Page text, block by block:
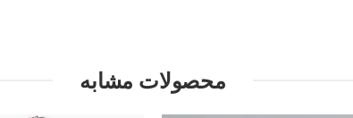
محصولات مشابه